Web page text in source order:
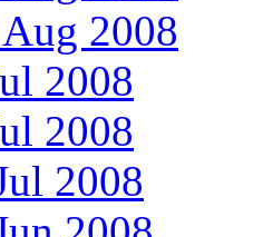
2008
2008
2008
2008